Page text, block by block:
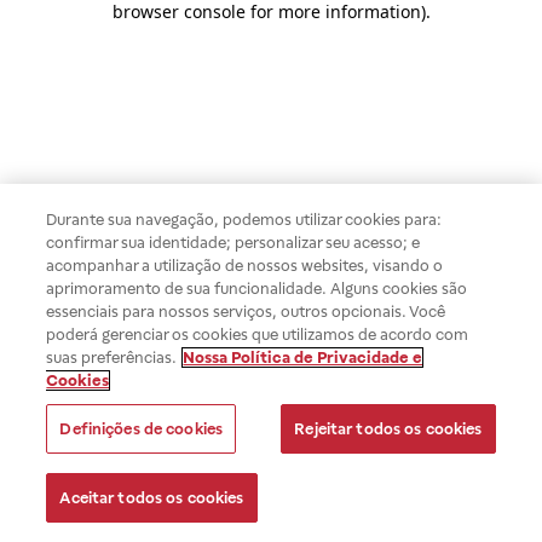
browser console for more information).
Durante sua navegação, podemos utilizar cookies para:
confirmar sua identidade; personalizar seu acesso; e
acompanhar a utilização de nossos websites, visando o
aprimoramento de sua funcionalidade. Alguns cookies são
essenciais para nossos serviços, outros opcionais. Você
poderá gerenciar os cookies que utilizamos de acordo com
suas preferências. Nossa Política de Privacidade e
Cookies
Definições de cookies Rejeitar todos os cookies
Aceitar todos os cookies